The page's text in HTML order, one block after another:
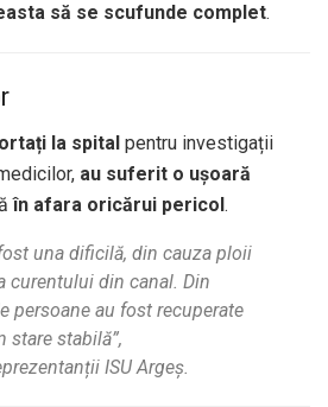
să se scufunde complet.
la spital pentru investigații
au suferit o ușoară
în afara oricărui pericol.
una dificilă, din cauza ploii
curentului din canal. Din
persoane au fost recuperate
stare stabilă”,
ISU Argeș.